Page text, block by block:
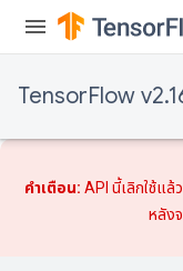
TensorFlow
คำเตือน: API นี้เลิกใช้แล้
หลัง